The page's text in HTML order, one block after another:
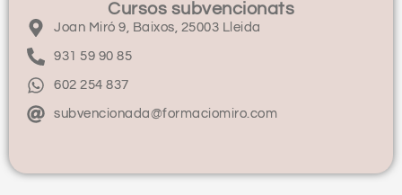
Cursos subvencionats
Joan Miró 9, Baixos, 25003 Lleida
931 59 90 85
602 254 837
subvencionada@formaciomiro.com